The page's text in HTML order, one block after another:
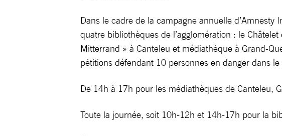
Dans le cadre de la campagne annuelle
quatre bibliothèques de l’agglomération : le
Mitterrand » à Canteleu et médiathèque à Grand-
pétitions défendant 10 personnes en danger dans le
De 14h à 17h pour les médiathèques de Canteleu,
Toute la journée, soit 10h-12h et 14h-17h pour la